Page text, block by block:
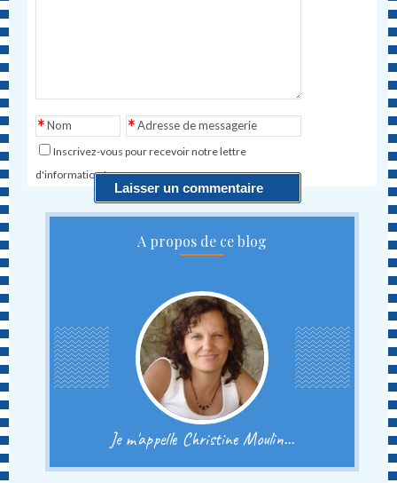
Nom
* Adresse de messagerie
*
Inscrivez-vous pour recevoir notre lettre
d'information !
A propos de ce blog
Je m'appelle Christine Moulin...